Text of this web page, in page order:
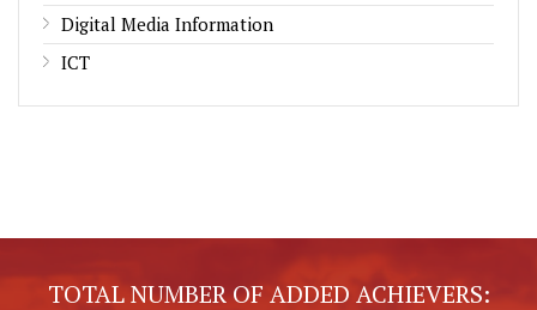
Digital Media Information
ICT
TOTAL NUMBER OF ADDED ACHIEVERS: